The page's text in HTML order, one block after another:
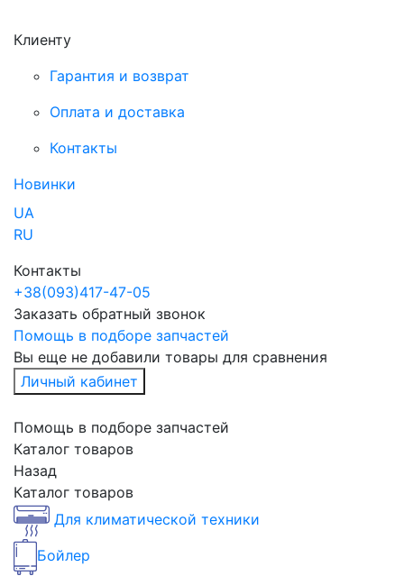
Клиенту
Гарантия и возврат
Оплата и доставка
Контакты
Новинки
UA
RU
Контакты
+38(093)417-47-05
Заказать обратный звонок
Помощь в подборе запчастей
Вы еще не добавили товары для сравнения
Личный кабинет
Помощь в подборе запчастей
Каталог товаров
Назад
Каталог товаров
Для климатической техники
Бойлер